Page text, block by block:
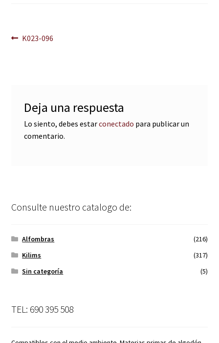
Navegación
Anterior:
K023-096
Deja una respuesta
Lo siento, debes estarconectado para publicar un
comentario.
Consulte nuestro catalogo de:
Alfombras
(216)
Kilims
(317)
Sin categoría
(5)
TEL: 690 395 508